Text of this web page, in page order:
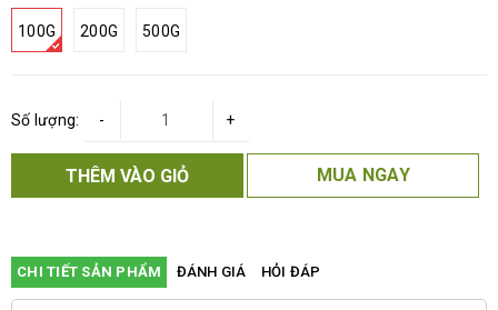
100G 200G 500G
Số lượng: +
-
THÊM VÀO GIỎ MUA NGAY
CHI TIẾT SẢN PHẨM ĐÁNH GIÁ HỎI ĐÁP